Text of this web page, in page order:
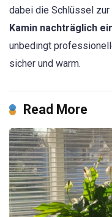
dabei die Schlüssel zur
Kamin nachträglich
unbedingt
sicher und warm.
Read More